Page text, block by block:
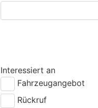
Interessiert an
Fahrzeugangebot
Rückruf